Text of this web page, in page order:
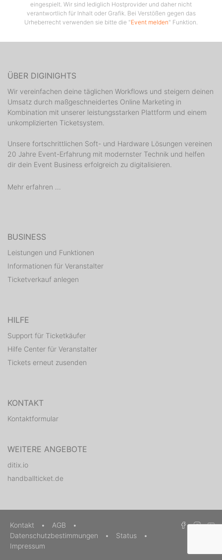
eingespielt. Wir sind lediglich Hostprovider und daher nicht
verantwortlich für Inhalt oder Grafik. Bei Verstößen gegen das
Urheberrecht verwenden sie bitte die "Event melden" Funktion.
ÜBER DIGINIGHTS
Wir vereinfachen deine täglichen Workflows und steigern deinen
Umsatz durch maßgeschneidertes Online Marketing in
Kombination mit unserer leistungsstarken Plattform und einem
unkomplizierten Ticketsystem.
Unsere fortschrittlichen Soft- und Hardware Lösungen vereinen
20 Jahre Event-Erfahrung mit modernster Technik und helfen
dir dein Event Business erfolgreich zu digitalisieren.
Mehr erfahren ...
BUSINESS
Leistungen und Funktionen
Informationen für Veranstalter
Ticketverkauf anlegen
HILFE
Support für Ticketkäufer
Hilfe Center für Veranstalter
Tickets erneut zusenden
KONTAKT
Kontaktformular
WEITERE ANGEBOTE
ditix.io
handballticket.de
Kontakt • AGB
•
Datenschutzbestimmungen
• Status
•
Impressum